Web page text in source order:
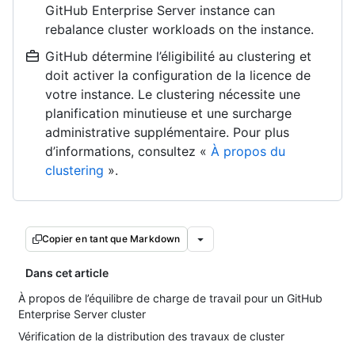
GitHub Enterprise Server instance can
rebalance cluster workloads on the instance.
GitHub détermine l’éligibilité au clustering et
doit activer la configuration de la licence de
votre instance. Le clustering nécessite une
planification minutieuse et une surcharge
administrative supplémentaire. Pour plus
d’informations, consultez « À propos du
clustering ».
Copier en tant que Markdown
Dans cet article
À propos de l’équilibre de charge de travail pour un GitHub
Enterprise Server cluster
Vérification de la distribution des travaux de cluster